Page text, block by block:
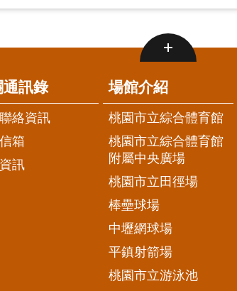
通訊錄
絡資訊
箱
訊
場館介紹
桃園市立綜合體育館
桃園市立綜合體育館
附屬中央廣場
桃園市立田徑場
棒壘球場
中壢網球場
平鎮射箭場
桃園市立游泳池